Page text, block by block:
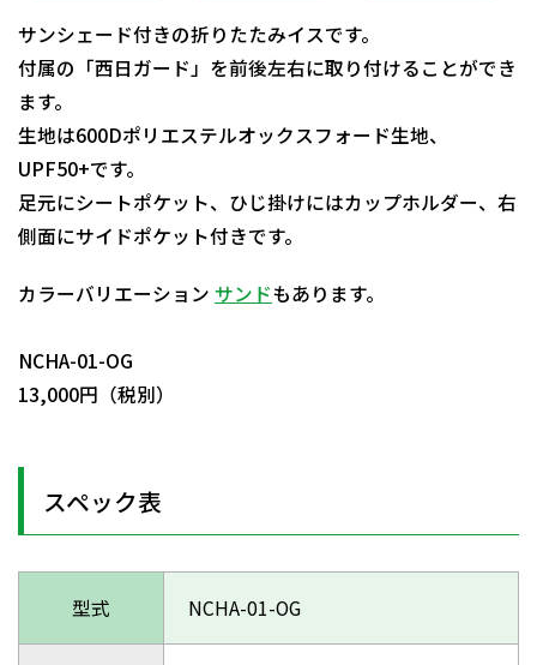
サンシェード付きの折りたたみイスです。
付属の「西日ガード」を前後左右に取り付けることができ
ます。
生地は600Dポリエステルオックスフォード生地、
UPF50+です。
足元にシートポケット、ひじ掛けにはカップホルダー、右
側面にサイドポケット付きです。
カラーバリエーション サンドもあります。
NCHA-01-OG
13,000円（税別）
スペック表
型式 NCHA-01-OG